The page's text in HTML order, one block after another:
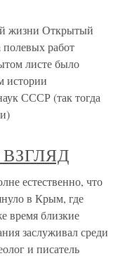
Открытый
полевых работ
листе было
истории
СССР (так тогда
естественно, что
в Крым, где
время близкие
заслуживал среди
и писатель